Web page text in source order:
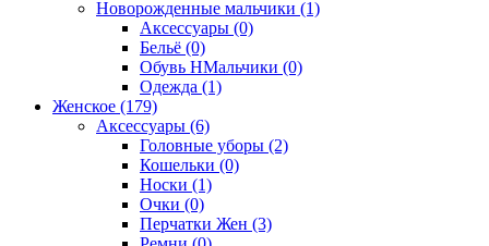
Новорожденные мальчики (1)
Аксессуары (0)
Бельё (0)
Обувь НМальчики (0)
Одежда (1)
Женское (179)
Аксессуары (6)
Головные уборы (2)
Кошельки (0)
Носки (1)
Очки (0)
Перчатки Жен (3)